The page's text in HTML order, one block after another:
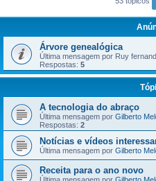
Árvore genealógica
Última mensagem por Ruy
Respostas: 5
A tecnologia do abraço
Última mensagem por Gilberto
Respostas: 2
Notícias e vídeos
Última mensagem por Gilberto
Receita para o ano novo